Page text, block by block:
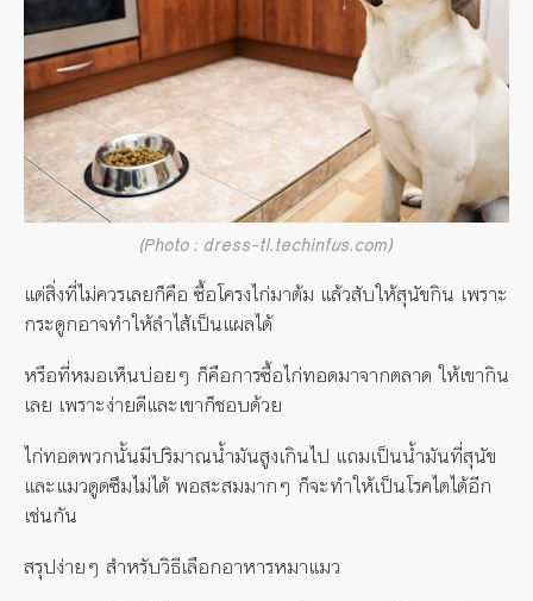
(Photo : dress-tl.techinfus.com)
แต่สิ่งที่ไม่ควรเลยก็คือ ซื้อโครงไก่มาต้ม แล้วสับให้สุนัขกิน เพราะ
กระดูกอาจทำให้ลำไส้เป็นแผลได้
หรือที่หมอเห็นบ่อยๆ ก็คือการซื้อไก่ทอดมาจากตลาด ให้เขากิน
เลย เพราะง่ายดีและเขาก็ชอบด้วย
ไก่ทอดพวกนั้นมีปริมาณน้ำมันสูงเกินไป แถมเป็นน้ำมันที่สุนัข
และแมวดูดซึมไม่ได้ พอสะสมมากๆ ก็จะทำให้เป็นโรคไตได้อีก
เช่นกัน
สรุปง่ายๆ สำหรับวิธีเลือกอาหารหมาแมว